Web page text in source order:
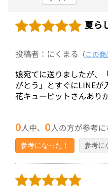
夏ら
投稿者：にくまる （この
娘宛てに送りましたが、
がとう」とすぐにLINEが
花キューピットさんあり
0人中、0人の方が参考に
参考になった！ 参考に